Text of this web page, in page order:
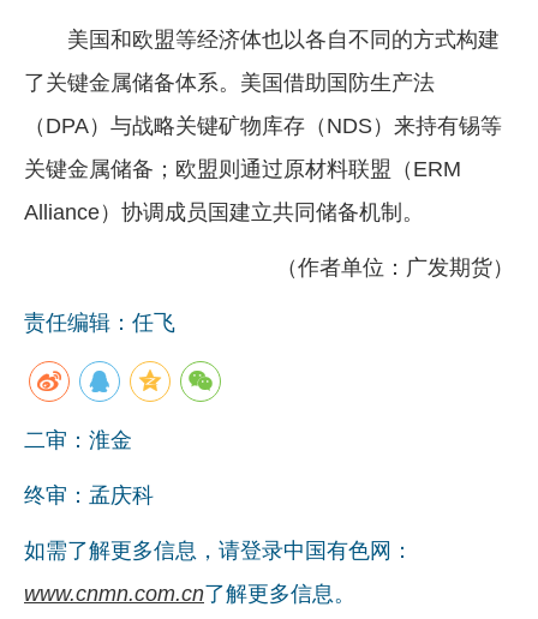
美国和欧盟等经济体也以各自不同的方式构建
了关键金属储备体系。美国借助国防生产法
（DPA）与战略关键矿物库存（NDS）来持有锡等
关键金属储备；欧盟则通过原材料联盟（ERM
Alliance）协调成员国建立共同储备机制。
（作者单位：广发期货）
责任编辑：任飞
二审：淮金
终审：孟庆科
如需了解更多信息，请登录中国有色网：
www.cnmn.com.cn了解更多信息。